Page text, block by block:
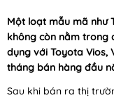
Một loạt mẫu mã như
không còn nằm trong
dụng với Toyota Vios,
tháng bán hàng đầu
Sau khi bán ra thị